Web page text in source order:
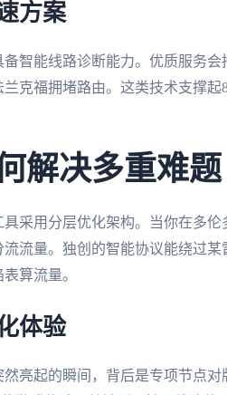
方案
智能线路诊断能力。优质服务
克福拥堵路由。这类技术支撑
解决多重难题
采用分层优化架构。当你在多
流量。独创的智能协议能绕过
算流量。
体验
然亮起的瞬间，背后是专项节点